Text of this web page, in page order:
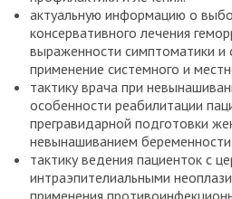
актуальную информацию о
консервативного лечения
выраженности симптоматики
применение системного и
тактику врача при
особенности реабилитации
прегравидарной подготовки
невынашиванием
тактику ведения пациенток с
интраэпителиальными